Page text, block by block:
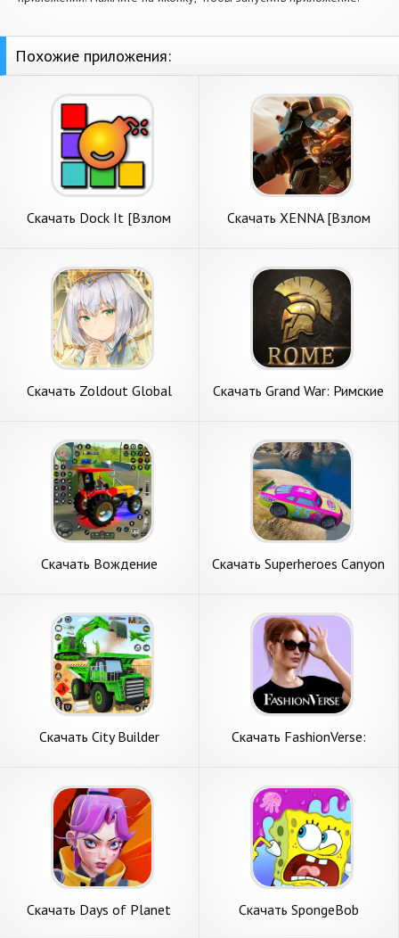
Похожие приложения:
Скачать Dock It [Взлом
Скачать XENNA [Взлом
Скачать Zoldout Global
Скачать Grand War: Римские
Скачать Вождение
Андроид
Скачать Superheroes Canyon
Скачать City Builder
Андроид
Скачать FashionVerse:
на Андроид
Скачать Days of Planet
Скачать SpongeBob